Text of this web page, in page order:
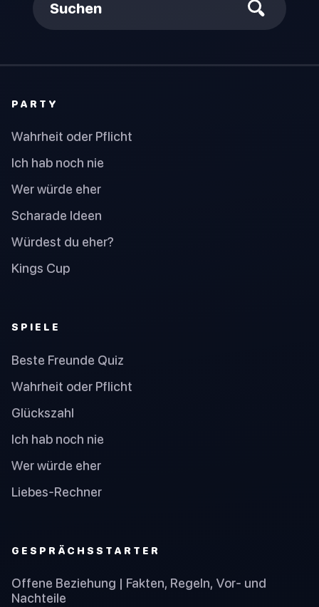
Suchen
PARTY
Wahrheit oder Pflicht
Ich hab noch nie
Wer würde eher
Scharade Ideen
Würdest du eher?
Kings Cup
SPIELE
Beste Freunde Quiz
Wahrheit oder Pflicht
Glückszahl
Ich hab noch nie
Wer würde eher
Liebes-Rechner
GESPRÄCHSSTARTER
Offene Beziehung | Fakten, Regeln, Vor- und
Nachteile